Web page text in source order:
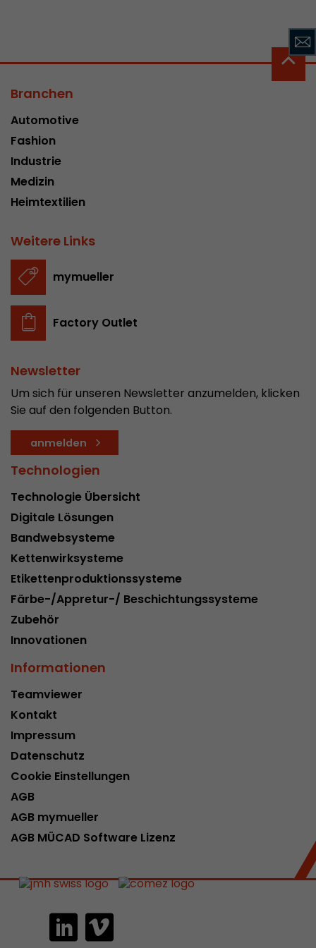
Branchen
Automotive
Fashion
Industrie
Medizin
Heimtextilien
Weitere Links
mymueller
Factory Outlet
Newsletter
Um sich für unseren Newsletter anzumelden, klicken
Sie auf den folgenden Button.
anmelden
Technologien
Technologie Übersicht
Digitale Lösungen
Bandwebsysteme
Kettenwirksysteme
Etikettenproduktionssysteme
Färbe-/Appretur-/ Beschichtungssysteme
Zubehör
Innovationen
Informationen
Teamviewer
Kontakt
Impressum
Datenschutz
Cookie Einstellungen
AGB
AGB mymueller
AGB MÜCAD Software Lizenz